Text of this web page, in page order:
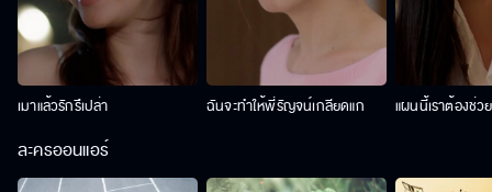
เมาแล้วรักรึเปล่า ฉันจะทำให้พี่รัญจน์เกลียดแก แผนนี้เราต้องช่ว
ละครออนแอร์